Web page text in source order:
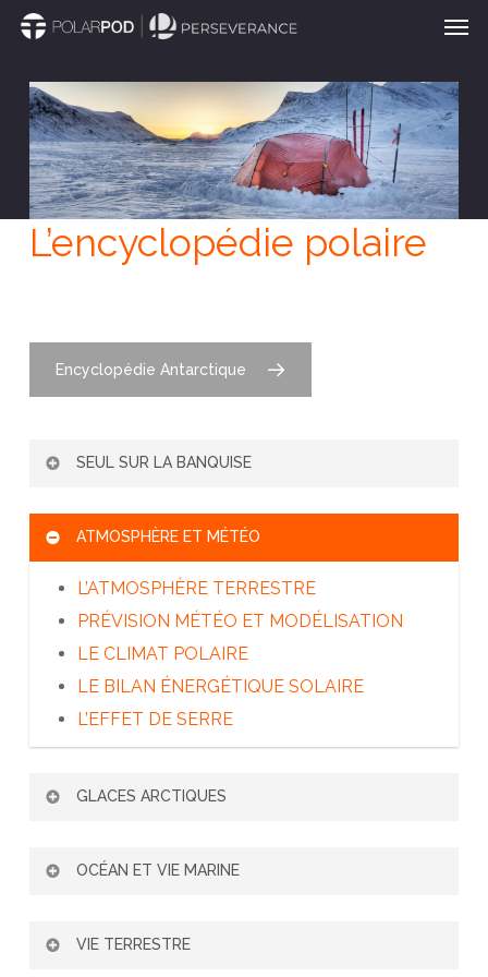
Passer
contenu
principal
L’encyclopédie polaire
Encyclopédie Antarctique
SEUL SUR LA BANQUISE
L’ADAPTATION DE L’HOMME AU FROID
TRANSMISSION – SÉCURITÉ – SECOURS
ATMOSPHÈRE ET MÉTÉO
L’ATMOSPHÈRE TERRESTRE
PRÉVISION MÉTÉO ET MODÉLISATION
LE CLIMAT POLAIRE
LE BILAN ÉNERGÉTIQUE SOLAIRE
L’EFFET DE SERRE
GLACES ARCTIQUES
LES SATELLITES OBSERVENT LA
ICEBERGS : GLACE D’EAU DOUCE
OCÉAN ET VIE MARINE
OCÉANIQUE
VIE TERRESTRE